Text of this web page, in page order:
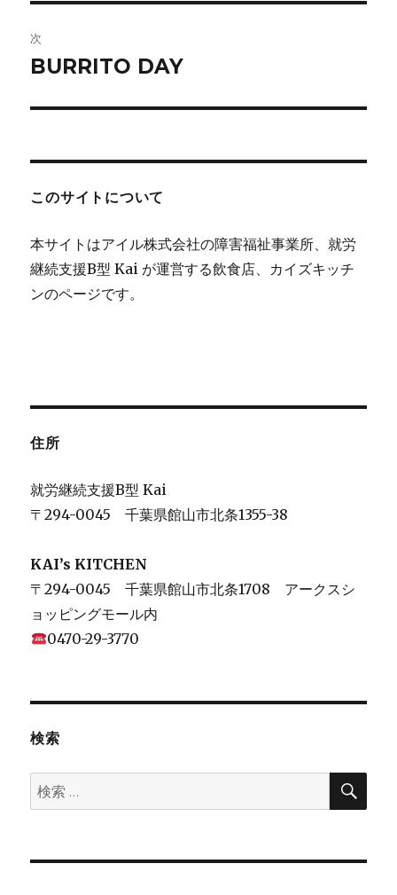
ビ
ゲ
ー
投
稿:
次
次
投
BURRITO DAY
このサイトについて
本サイトはアイル株式会社の障害福祉事業所、就労
継続支援B型 Kai が運営する飲食店、カイズキッチ
ンのページです。
住所
就労継続支援B型 Kai
〒294-0045 千葉県館山市北条1355-38
KAI’s KITCHEN
〒294-0045 千葉県館山市北条1708 アークスシ
ョッピングモール内
0470-29-3770
検索
検
索:
検